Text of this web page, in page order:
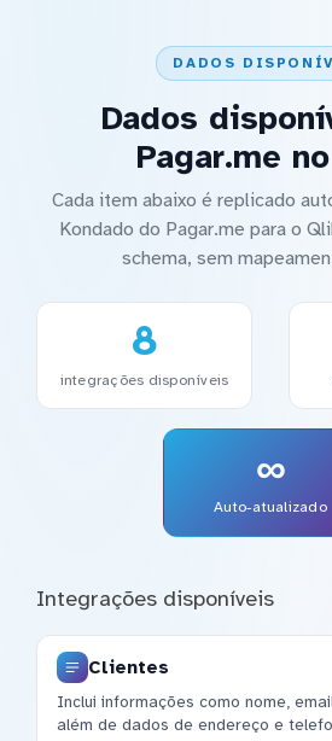
DADOS
Dados
Pagar.me
Cada item abaixo é replicado
Kondado do Pagar.me para o
schema, sem
8
integrações disponíveis
∞
Auto-atualizado
Integrações disponíveis
Clientes
Inclui informações como nome,
além de dados de endereço e